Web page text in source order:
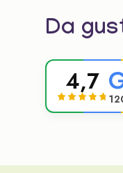
Da
4,7